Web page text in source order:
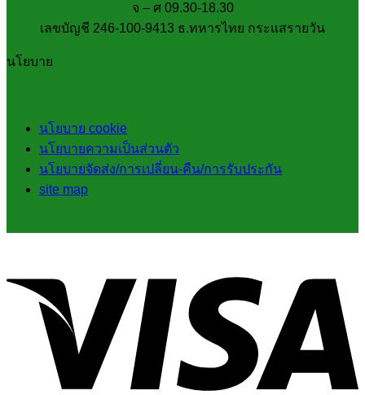
จ – ศ 09.30-18.30
เลขบัญชี 246-100-9413 ธ.ทหารไทย กระแสรายวัน
นโยบาย
นโยบาย cookie
นโยบายความเป็นส่วนตัว
นโยบายจัดส่ง/การเปลี่ยน-คืน/การรับประกัน
site map